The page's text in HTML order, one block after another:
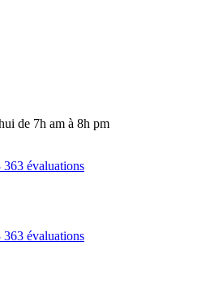
de 7h am à 8h pm
363 évaluations
363 évaluations